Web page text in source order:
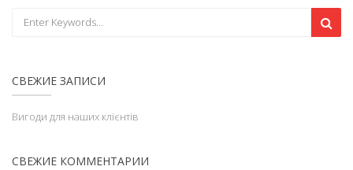
СВЕЖИЕ ЗАПИСИ
Вигоди для наших клієнтів
СВЕЖИЕ КОММЕНТАРИИ